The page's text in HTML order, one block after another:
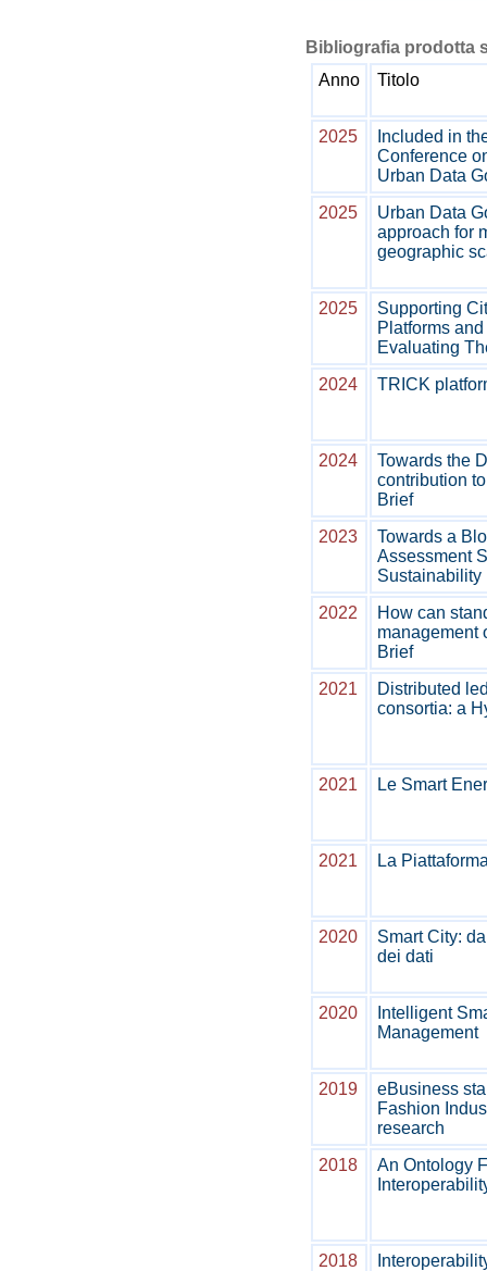
Bibliografia prodotta
Anno
Titolo
2025
Included in
Conference
Urban Data
2025
Urban Data
approach for
geographic
2025
Supporting
Platforms
Evaluating
2024
TRICK
2024
Towards the
contribution
Brief
2023
Towards a
Assessment
Sustainability
2022
How can
management
Brief
2021
Distributed
consortia: a
2021 Le Smart
2021 La
2020
Smart City:
dei dati
2020
Intelligent
Management
2019
eBusiness
Fashion
research
2018
An Ontology
2018